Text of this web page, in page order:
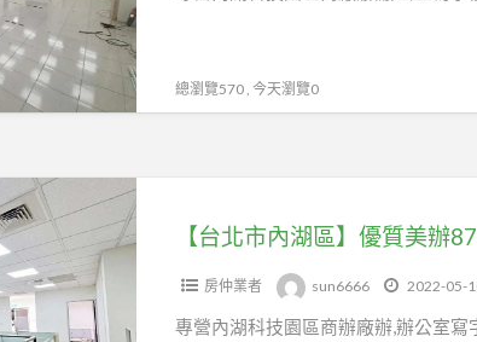
總瀏覽570 , 今天瀏覽0
房仲業者 sun6666 2022-05-
專營內湖科技園區商辦廠辦,辦公室寫